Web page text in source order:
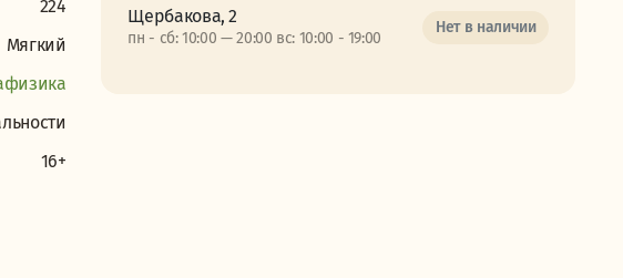
224
Мягкий
16+
Щербакова, 2
пн - сб: 10:00 — 20:00 вс: 10:00 - 19:00
Нет в наличии